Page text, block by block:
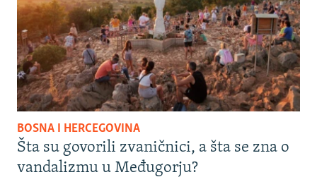
BOSNA I HERCEGOVINA
Šta su govorili zvaničnici, a šta se zna o
vandalizmu u Međugorju?